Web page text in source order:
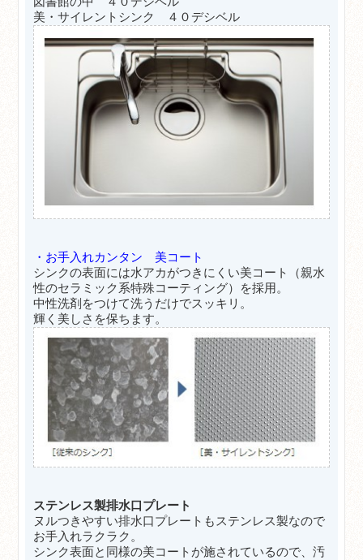
美・サイレントシンク ４０デシベル
・お手入れカンタン 美コート
シンクの表面には水アカがつきにくい美コート（親水
性のセラミック系特殊コーティング）を採用。
中性洗剤をつけて洗うだけでスッキリ。
輝く美しさを保ちます。
ステンレス製排水口プレート
ヌルつきやすい排水口プレートもステンレス製なので
お手入れラクラク。
シンク表面と同様の美コートが施されているので、汚